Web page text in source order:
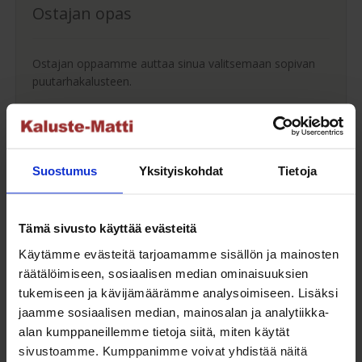
Suostumus Yksityiskohdat Tietoja
Tämä sivusto käyttää evästeitä
Käytämme evästeitä tarjoamamme sisällön ja mainosten
räätälöimiseen, sosiaalisen median ominaisuuksien
tukemiseen ja kävijämäärämme analysoimiseen. Lisäksi
jaamme sosiaalisen median, mainosalan ja analytiikka-
alan kumppaneillemme tietoja siitä, miten käytät
sivustoamme. Kumppanimme voivat yhdistää näitä
Ostajan opas
Ostajan oppaamme auttaa sinua valitsemaan sopivan
puutarhakalusteen.
Ostajan opas
Saat maksuaikaa ostoksillesi jopa 30 päivää tai erissä
osamaksulla 3-36kk.
Maksutavat